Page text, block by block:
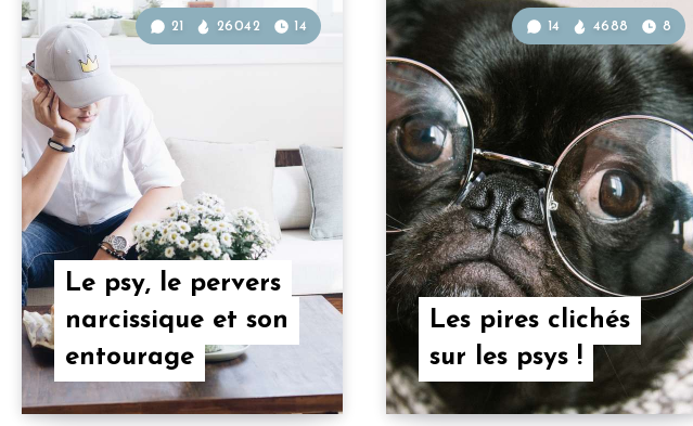
Le psy, le pervers
narcissique et son
entourage
21 26042 14
Les pires clichés
sur les psys !
14 4688 8